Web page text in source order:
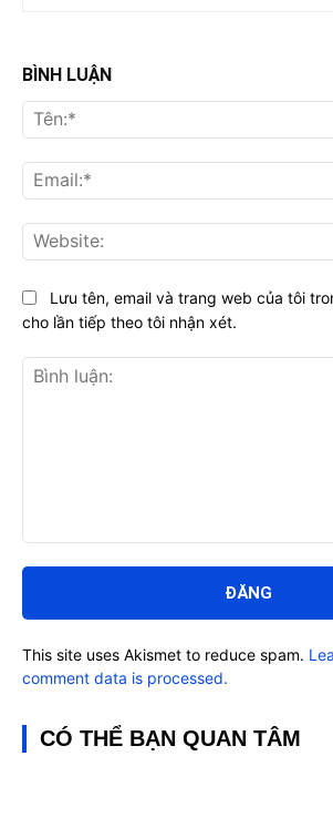
BÌNH LUẬN
luận:
Lưu tên, email và trang web của tôi
cho lần tiếp theo tôi nhận xét.
This site uses Akismet to reduce spam.
comment data is processed.
CÓ THỂ BẠN QUAN TÂM